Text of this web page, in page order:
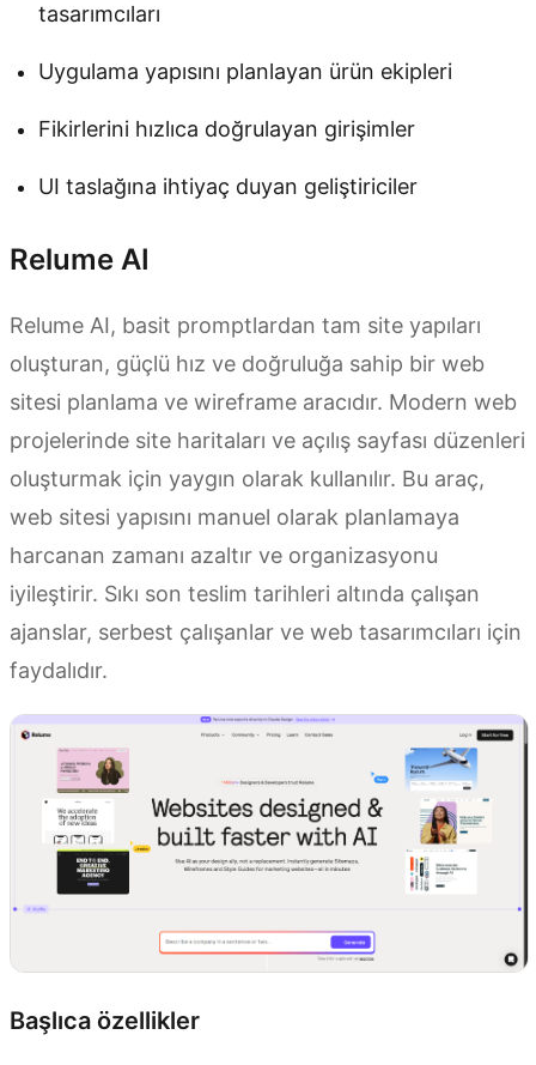
tasarımcıları
Uygulama yapısını planlayan ürün ekipleri
Fikirlerini hızlıca doğrulayan girişimler
UI taslağına ihtiyaç duyan geliştiriciler
Relume AI
Relume AI, basit promptlardan tam site yapıları
oluşturan, güçlü hız ve doğruluğa sahip bir web
sitesi planlama ve wireframe aracıdır. Modern web
projelerinde site haritaları ve açılış sayfası düzenleri
oluşturmak için yaygın olarak kullanılır. Bu araç,
web sitesi yapısını manuel olarak planlamaya
harcanan zamanı azaltır ve organizasyonu
iyileştirir. Sıkı son teslim tarihleri altında çalışan
ajanslar, serbest çalışanlar ve web tasarımcıları için
faydalıdır.
Başlıca özellikler